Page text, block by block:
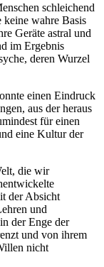
schleichend
wahre Basis
Geräte astral und
im Ergebnis
deren Wurzel
einen Eindruck
aus der heraus
für einen
eine Kultur der
die wir
der Absicht
und
der Enge der
und von ihrem
nicht